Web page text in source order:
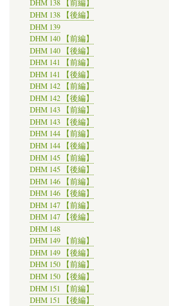
DHM 138 【前編】
DHM 138 【後編】
DHM 139
DHM 140 【前編】
DHM 140 【後編】
DHM 141 【前編】
DHM 141 【後編】
DHM 142 【前編】
DHM 142 【後編】
DHM 143 【前編】
DHM 143 【後編】
DHM 144 【前編】
DHM 144 【後編】
DHM 145 【前編】
DHM 145 【後編】
DHM 146 【前編】
DHM 146 【後編】
DHM 147 【前編】
DHM 147 【後編】
DHM 148
DHM 149 【前編】
DHM 149 【後編】
DHM 150 【前編】
DHM 150 【後編】
DHM 151 【前編】
DHM 151 【後編】